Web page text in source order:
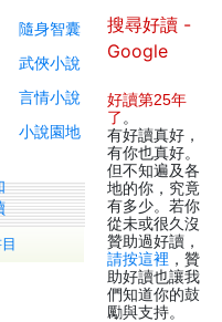
隨身智囊
武俠小說
言情小說
小說園地
搜尋好讀 -
Google
好讀第25年
了 。
有好讀真好，
有你也真好。
但不知遍及各
地的你，究竟
有多少。若你
從未或很久沒
贊助過好讀，
請按這裡 ，贊
助好讀也讓我
們知道你的鼓
勵與支持。